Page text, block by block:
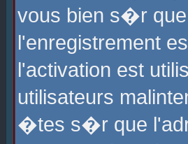
vous bien s�r que
l'enregistrement
l'activation est
utilisateurs
�tes s�r que